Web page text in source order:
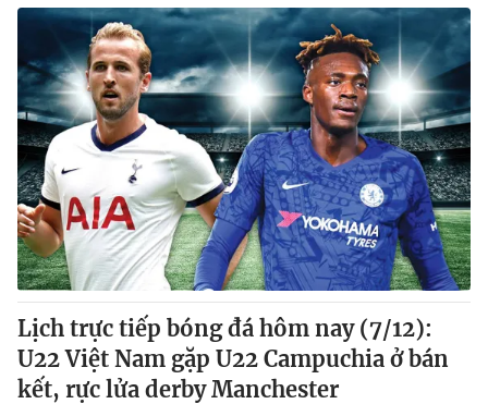
Lịch trực tiếp bóng đá hôm nay (7/12):
U22 Việt Nam gặp U22 Campuchia ở bán
kết, rực lửa derby Manchester